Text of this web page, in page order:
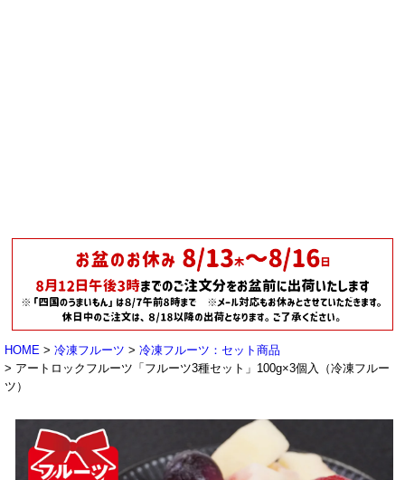
HOME 冷凍フルーツ
冷凍フルーツ：セット商品
アートロックフルーツ「フルーツ3種セット」100g×3個入（冷凍フルー
ツ）